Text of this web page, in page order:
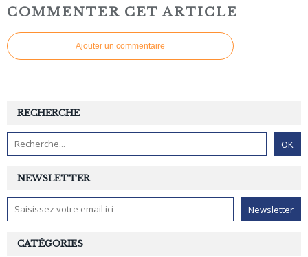
COMMENTER CET ARTICLE
Ajouter un commentaire
NEWSLETTER
RECHERCHE
CATÉGORIES